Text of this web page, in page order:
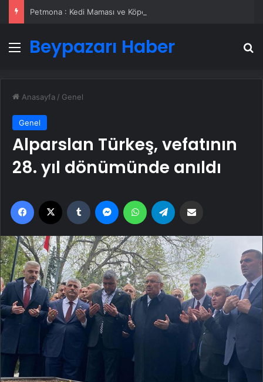
Menü
Beypazarı Haber
Anasayfa / Genel
Genel
Alparslan Türkeş, vefatının
28. yıl dönümünde anıldı
Facebook Tumblr MessengerWhatsApp